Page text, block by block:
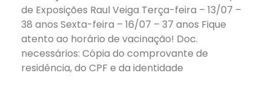
de Exposições Raul Veiga Terça-feira – 13/07 –
38 anos Sexta-feira – 16/07 – 37 anos Fique
atento ao horário de vacinação! Doc.
necessários: Cópia do comprovante de
residência, do CPF e da identidade